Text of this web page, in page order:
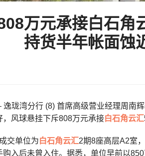
万元承接白石
持货半年帐面蚀
逸珑湾分行 (8) 首席高级营业经理周南
，风球悬挂下斥808万元承接白石角云汇
交单位为白石角云汇2期8座高层A2室
购入后未曾入住。据悉，单位早前以